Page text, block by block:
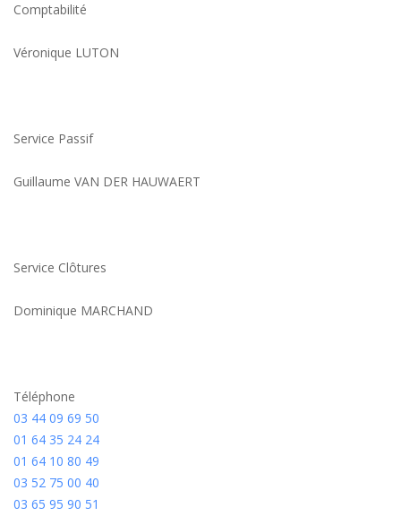
Comptabilité
Véronique LUTON
Service Passif
Guillaume VAN DER HAUWAERT
Service Clôtures
Dominique MARCHAND
Téléphone
03 44 09 69 50
01 64 35 24 24
01 64 10 80 49
03 52 75 00 40
03 65 95 90 51